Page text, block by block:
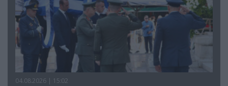
04.08.2026 | 15:02